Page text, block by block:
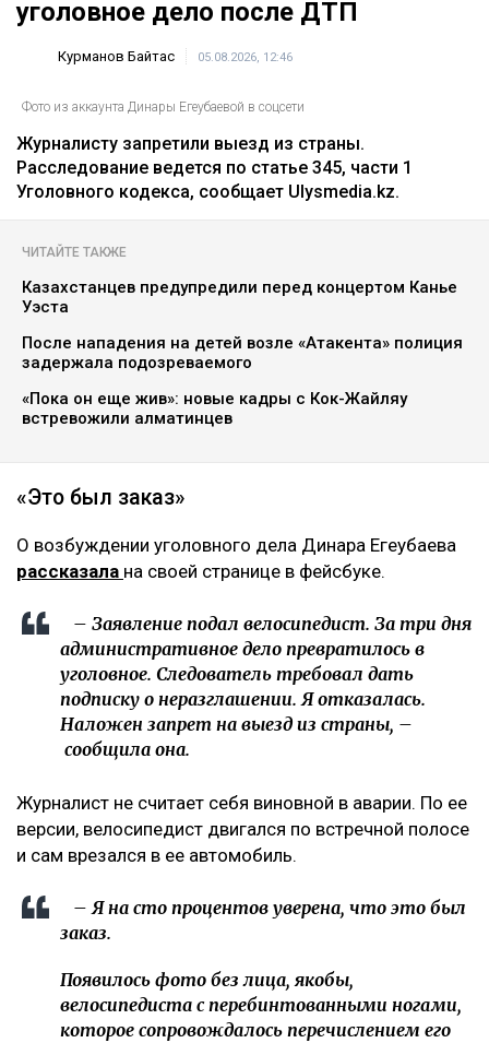
уголовное дело после ДТП
Курманов Байтас 05.08.2026, 12:46
Фото из аккаунта Динары Егеубаевой в соцсети
Журналисту запретили выезд из страны.
Расследование ведется по статье 345, части 1
Уголовного кодекса, сообщает Ulysmedia.kz.
ЧИТАЙТЕ ТАКЖЕ
Казахстанцев предупредили перед концертом Канье
Уэста
После нападения на детей возле «Атакента» полиция
задержала подозреваемого
«Пока он еще жив»: новые кадры с Кок-Жайляу
встревожили алматинцев
«Это был заказ»
О возбуждении уголовного дела Динара Егеубаева
рассказала на своей странице в фейсбуке.
– Заявление подал велосипедист. За три дня
административное дело превратилось в
уголовное. Следователь требовал дать
подписку о неразглашении. Я отказалась.
Наложен запрет на выезд из страны, –
сообщила она.
Журналист не считает себя виновной в аварии. По ее
версии, велосипедист двигался по встречной полосе
и сам врезался в ее автомобиль.
– Я на сто процентов уверена, что это был
заказ.
Появилось фото без лица, якобы,
велосипедиста с перебинтованными ногами,
которое сопровождалось перечислением его